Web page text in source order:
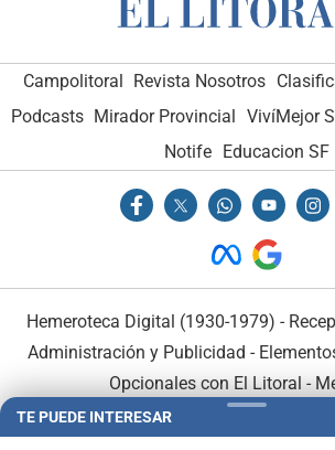
Campolitoral Revista Nosotros
Podcasts Mirador Provincial VivíMejor
Notife Educacion SF
Hemeroteca Digital (1930-1979) -
Administración y Publicidad -
Opcionales con El Litoral -
TE PUEDE INTERESAR